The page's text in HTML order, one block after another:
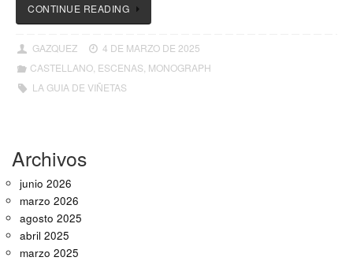
CONTINUE READING
GAZQUEZ
4 DE MARZO DE 2025
CASTELLANO, ESCENAS MONOGRAPH
LA GUIA DE VIÑETAS
Archivos
junio 2026
marzo 2026
agosto 2025
abril 2025
marzo 2025